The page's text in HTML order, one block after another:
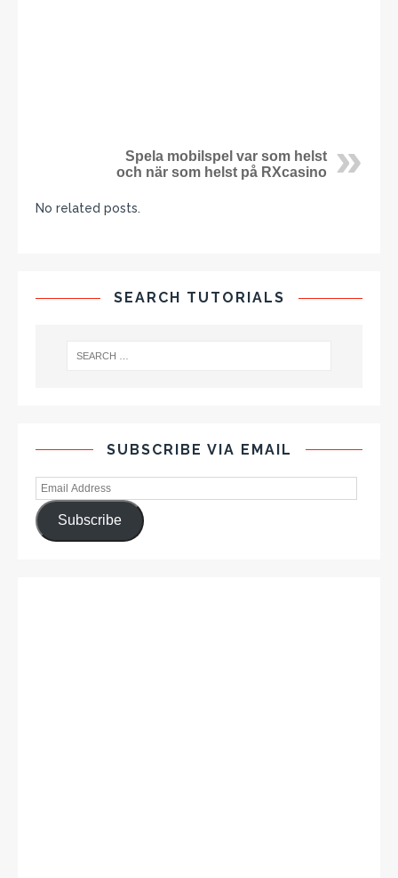
Spela mobilspel var som helst
och när som helst på RXcasino
No related posts.
SEARCH TUTORIALS
SUBSCRIBE VIA EMAIL
Subscribe